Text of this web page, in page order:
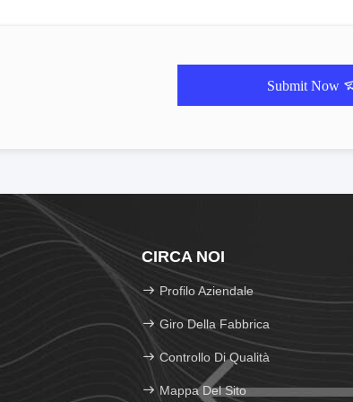
Submit Now
CIRCA NOI
Profilo Aziendale
Giro Della Fabbrica
Controllo Di Qualità
Mappa Del Sito